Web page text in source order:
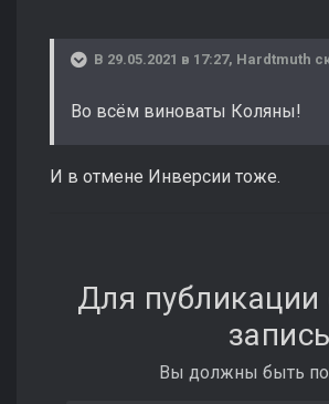
В 29.05.2021 в 17:27, Hardtmuth
Во всём виноваты Коляны!
И в отмене Инверсии тоже.
Для
Вы должны быть